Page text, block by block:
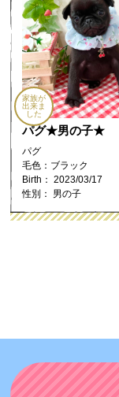
家族が
出来ま
した
パグ★男の子★
パグ
毛色：ブラック
Birth： 2023/03/17
性別： 男の子